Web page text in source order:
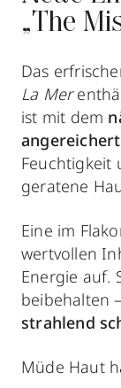
„The
Das
La Mer
ist mit dem
angereichert
Feuchtigkeit
geratene
Eine im
wertvollen
Energie auf.
beibehalten –
strahlend
Müde Haut